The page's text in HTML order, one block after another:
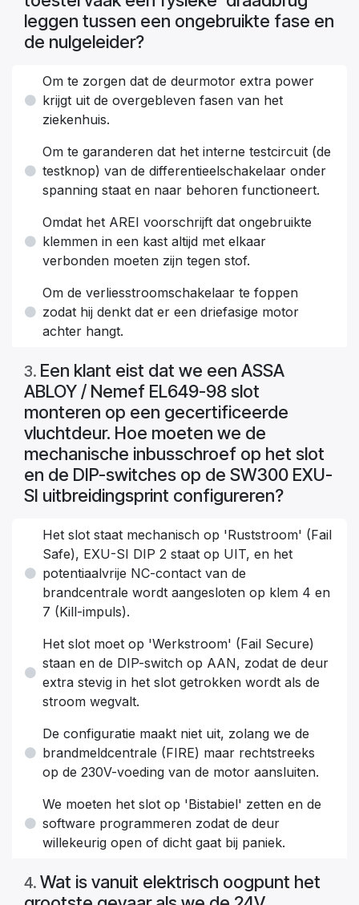
leggen tussen een ongebruikte fase en
de nulgeleider?
Om te zorgen dat de deurmotor extra power
krijgt uit de overgebleven fasen van het
ziekenhuis.
Om te garanderen dat het interne testcircuit (de
testknop) van de differentieelschakelaar onder
spanning staat en naar behoren functioneert.
Omdat het AREI voorschrijft dat ongebruikte
klemmen in een kast altijd met elkaar
verbonden moeten zijn tegen stof.
Om de verliesstroomschakelaar te foppen
zodat hij denkt dat er een driefasige motor
achter hangt.
3. Een klant eist dat we een ASSA
ABLOY / Nemef EL649-98 slot
monteren op een gecertificeerde
vluchtdeur. Hoe moeten we de
mechanische inbusschroef op het slot
en de DIP-switches op de SW300 EXU-
SI uitbreidingsprint configureren?
Het slot staat mechanisch op 'Ruststroom' (Fail
Safe), EXU-SI DIP 2 staat op UIT, en het
potentiaalvrije NC-contact van de
brandcentrale wordt aangesloten op klem 4 en
7 (Kill-impuls).
Het slot moet op 'Werkstroom' (Fail Secure)
staan en de DIP-switch op AAN, zodat de deur
extra stevig in het slot getrokken wordt als de
stroom wegvalt.
De configuratie maakt niet uit, zolang we de
brandmeldcentrale (FIRE) maar rechtstreeks
op de 230V-voeding van de motor aansluiten.
We moeten het slot op 'Bistabiel' zetten en de
software programmeren zodat de deur
willekeurig open of dicht gaat bij paniek.
4. Wat is vanuit elektrisch oogpunt het